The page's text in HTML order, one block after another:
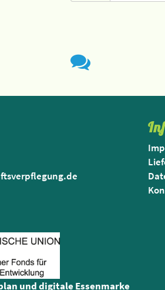
und digitale Essenmarke